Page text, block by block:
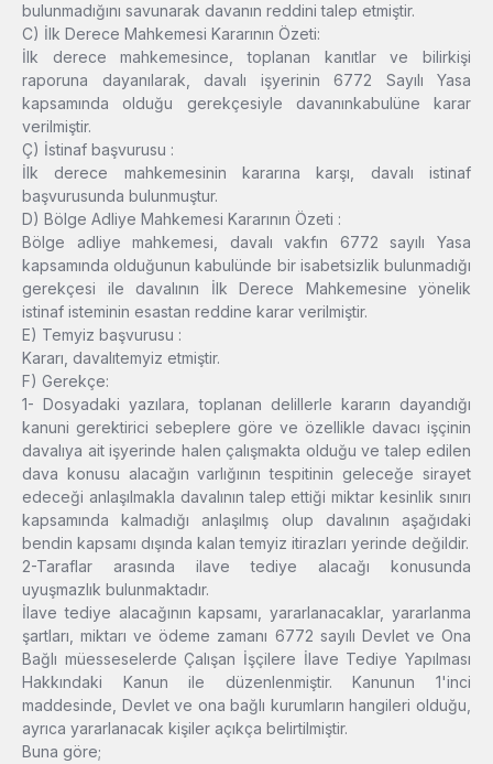
bulunmadığını savunarak davanın reddini talep etmiştir.
C) İlk Derece Mahkemesi Kararının Özeti:
İlk derece mahkemesince, toplanan kanıtlar ve bilirkişi
raporuna dayanılarak, davalı işyerinin 6772 Sayılı Yasa
kapsamında olduğu gerekçesiyle davanınkabulüne karar
verilmiştir.
Ç) İstinaf başvurusu :
İlk derece mahkemesinin kararına karşı, davalı istinaf
başvurusunda bulunmuştur.
D) Bölge Adliye Mahkemesi Kararının Özeti :
Bölge adliye mahkemesi, davalı vakfın 6772 sayılı Yasa
kapsamında olduğunun kabulünde bir isabetsizlik bulunmadığı
gerekçesi ile davalının İlk Derece Mahkemesine yönelik
istinaf isteminin esastan reddine karar verilmiştir.
E) Temyiz başvurusu :
Kararı, davalıtemyiz etmiştir.
F) Gerekçe:
1- Dosyadaki yazılara, toplanan delillerle kararın dayandığı
kanuni gerektirici sebeplere göre ve özellikle davacı işçinin
davalıya ait işyerinde halen çalışmakta olduğu ve talep edilen
dava konusu alacağın varlığının tespitinin geleceğe sirayet
edeceği anlaşılmakla davalının talep ettiği miktar kesinlik sınırı
kapsamında kalmadığı anlaşılmış olup davalının aşağıdaki
bendin kapsamı dışında kalan temyiz itirazları yerinde değildir.
2-Taraflar arasında ilave tediye alacağı konusunda
uyuşmazlık bulunmaktadır.
İlave tediye alacağının kapsamı, yararlanacaklar, yararlanma
şartları, miktarı ve ödeme zamanı 6772 sayılı Devlet ve Ona
Bağlı müesseselerde Çalışan İşçilere İlave Tediye Yapılması
Hakkındaki Kanun ile düzenlenmiştir. Kanunun 1'inci
maddesinde, Devlet ve ona bağlı kurumların hangileri olduğu,
ayrıca yararlanacak kişiler açıkça belirtilmiştir.
Buna göre;